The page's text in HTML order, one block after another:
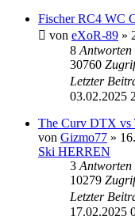
Fischer RC4 WC
von eXoR-89 »
8 Antworten
30760
Letzter
03.02.2025
The Curv DTX vs
von Gizmo77 »
Ski HERREN
3 Antworten
10279
Letzter
17.02.2025